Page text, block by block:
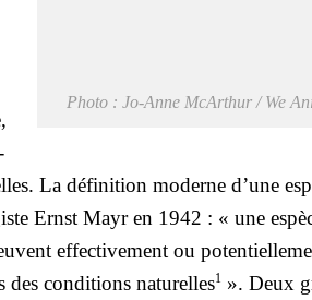
Pho­to : Jo-Anne McAr­thur / We
La défi­ni­tion moderne d’une
Ernst Mayr en 1942 : « une
effec­ti­ve­ment ou
des condi­tions natu­relles1 ». Deux